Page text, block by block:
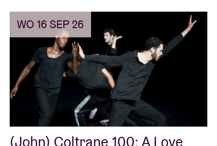
WO 16 SEP 26
(John) Coltrane 100: A Love